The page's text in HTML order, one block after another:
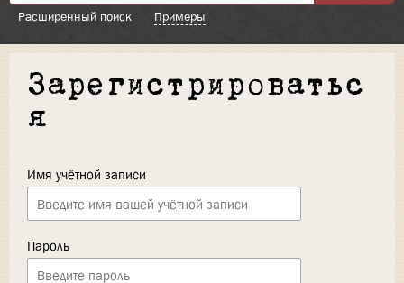
Расширенный поиск Примеры
Зарегистрироватьс
я
Имя учётной записи
Пароль